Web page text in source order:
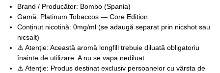
Brand / Producător: Bombo (Spania)
Gamă: Platinum Tobaccos — Core Edition
Conținut nicotină: 0mg/ml (se adaugă separat prin nicshot sau
nicsalt)
⚠️ Atenție: Această aromă longfill trebuie diluată obligatoriu
înainte de utilizare. A nu se vapa nediluat.
⚠️ Atenție: Produs destinat exclusiv persoanelor cu vârsta de